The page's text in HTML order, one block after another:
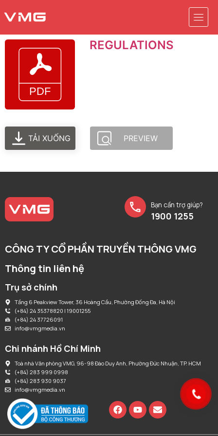
REGULATIONS
TẢI XUỐNG PREVIEW
Bạn cần trợ giúp?
1900 1255
CÔNG TY CỔ PHẦN TRUYỀN THÔNG VMG
Thông tin liên hệ
Trụ sở chính
Tầng 6 Peakview Tower, 36 Hoàng Cầu, Phường Đống Đa, Hà Nội
(+84) 24 35378820 | 19001255
(+84) 24 37726091
info@vmgmedia.vn
Chi nhánh Hồ Chí Minh
Toà nhà Văn phòng VMG, 96-98 Đào Duy Anh, Phường Đức Nhuận, TP. HCM
(+84) 283 999 0998
(+84) 283 930 9037
info@vmgmedia.vn